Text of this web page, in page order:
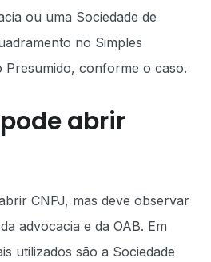
ou uma Sociedade de
no Simples
conforme o caso.
abrir
CNPJ, mas deve observar
advocacia e da OAB. Em
utilizados são a Sociedade